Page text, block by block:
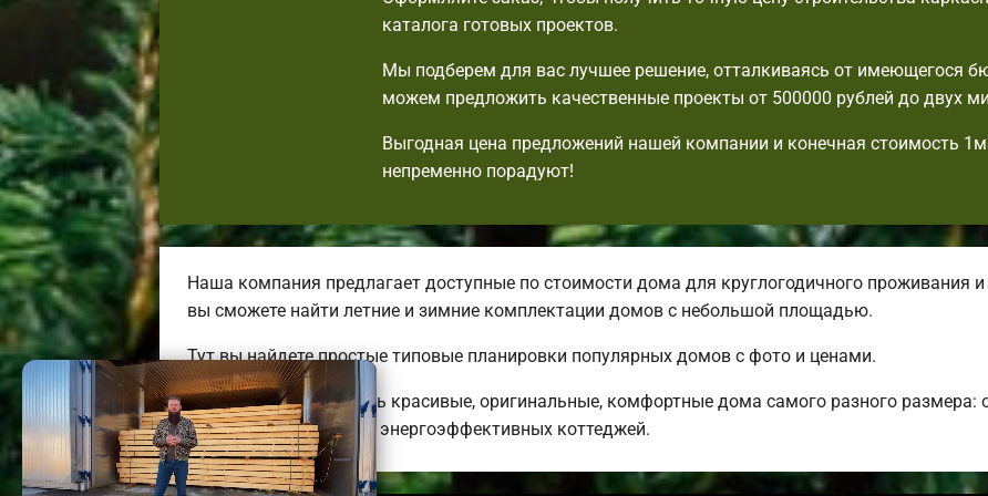
каталога готовых проектов.
Мы подберем для вас лучшее решение, отталкиваясь от имеющегося
можем предложить качественные проекты от 500000 рублей до двух
Выгодная цена предложений нашей компании и конечная стоимость
непременно порадуют!
Наша компания предлагает доступные по стоимости дома для круглогодичного проживания и
вы сможете найти летние и зимние комплектации домов с небольшой площадью.
Тут вы найдете простые типовые планировки популярных домов с фото и ценами.
Мы готовы предложить красивые, оригинальные, комфортные дома самого разного размера:
дешевых до огромных энергоэффективных коттеджей.